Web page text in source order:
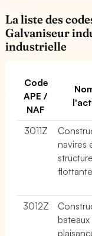
La liste des
Galvaniseur
industrielle
Code
APE /
NAF
3011Z
navires
3012Z
bateaux